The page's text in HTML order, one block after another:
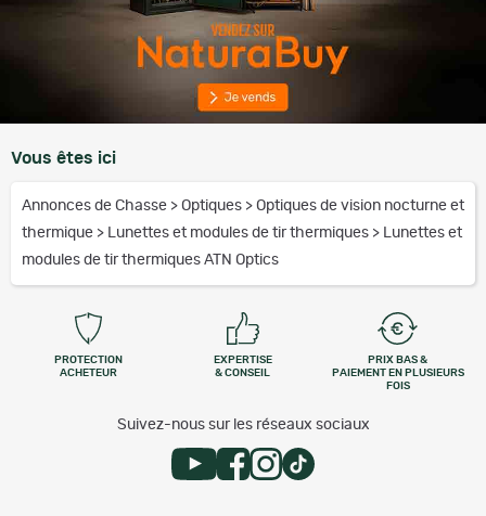
Vous êtes ici
Annonces de Chasse > Optiques > Optiques de vision nocturne et
thermique > Lunettes et modules de tir thermiques > Lunettes et
modules de tir thermiques ATN Optics
PROTECTION
ACHETEUR
EXPERTISE
& CONSEIL
PRIX BAS &
PAIEMENT EN PLUSIEURS
FOIS
Suivez-nous sur les réseaux sociaux